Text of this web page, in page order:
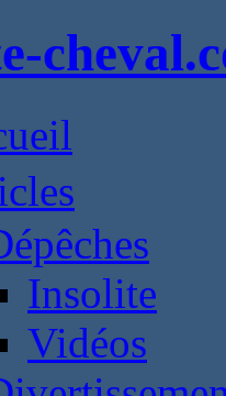
Insolite
Vidéos